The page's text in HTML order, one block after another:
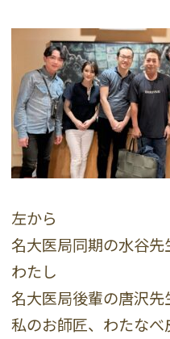
左から
名大医局同期の水谷先
わたし
名大医局後輩の唐沢先
私のお師匠、わたな